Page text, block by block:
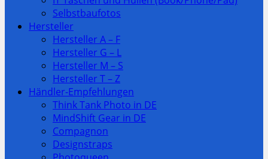
Selbstbaufotos
Hersteller
Hersteller A – F
Hersteller G – L
Hersteller M – S
Hersteller T – Z
Händler-Empfehlungen
Think Tank Photo in DE
MindShift Gear in DE
Compagnon
Designstraps